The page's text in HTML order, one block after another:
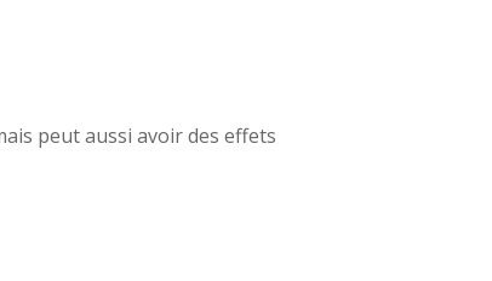
peut aussi avoir des effets